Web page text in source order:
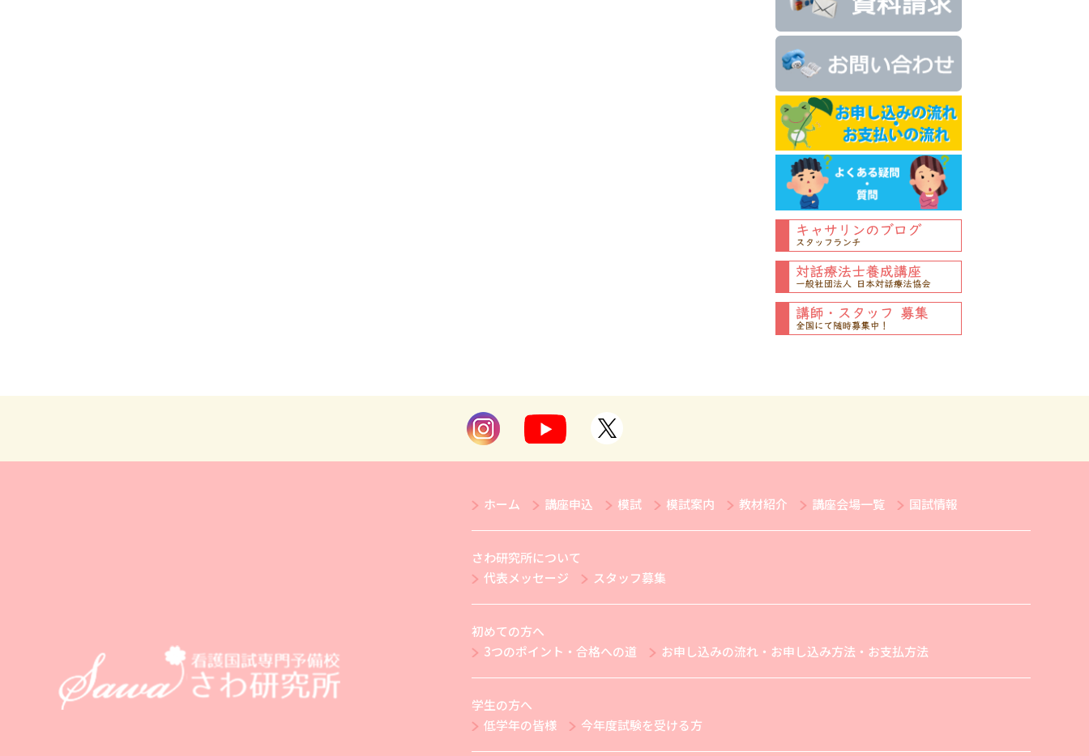
ホーム 講座申込 模試 模試案内 教材紹介 講座会場一覧 国試情報
さわ研究所について
代表メッセージ
スタッフ募集
初めての方へ
3つのポイント・合格への道
お申し込みの流れ・お申し込み方法・お支払方法
学生の方へ
低学年の皆様
今年度試験を受ける方